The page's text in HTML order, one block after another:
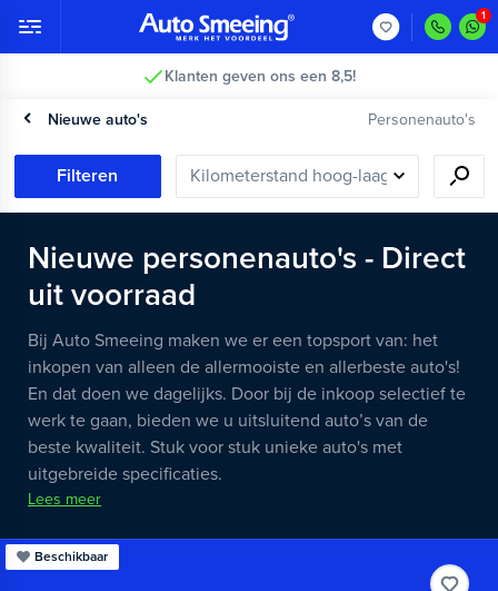
2 jaar garantie >
Nieuwe auto's Personenauto's
Filteren
Nieuwe personenauto's - Direct
uit voorraad
Bij Auto Smeeing maken we er een topsport van: het
inkopen van alleen de allermooiste en allerbeste auto's!
En dat doen we dagelijks. Door bij de inkoop selectief te
werk te gaan, bieden we u uitsluitend auto’s van de
beste kwaliteit. Stuk voor stuk unieke auto's met
uitgebreide specificaties.
Lees meer
Beschikbaar